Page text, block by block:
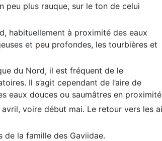
peu plus rauque, sur le ton de celui
habituellement à proximité des eaux
et peu profondes, les tourbières et
du Nord, il est fréquent de le
Il s’agit cependant de l’aire de
eaux douces ou saumâtres en
voire début mai. Le retour vers les
de la famille des Gaviidae.